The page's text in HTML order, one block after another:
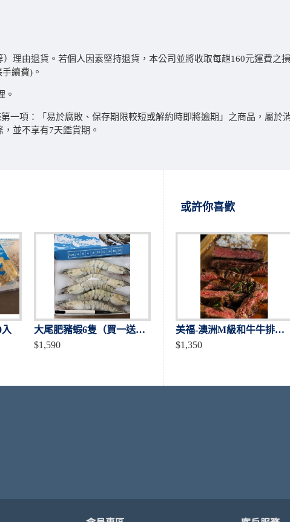
理由退貨。若個人因素堅持退貨，本公司並將收取每趟160元運費之
續費)。
。
一項：「易於腐敗、保存期限較短或解約時即將逾期」之商品，屬於
並不享有7天鑑賞期。
大尾肥豬蝦6隻（買一送一）加碼送一盒/共3盒
$1,590
或許你喜歡
紐西蘭-牛舌切片3盒/送雪花牛肉片1盒
$1,500
美福-澳洲M級和牛牛排（4片入）
$1,350